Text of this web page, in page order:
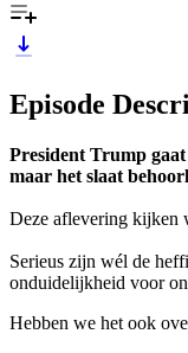
Episode
President Trump
maar het slaat
Deze aflevering kijken
Serieus zijn wél de
onduidelijkheid voor
Hebben we het ook